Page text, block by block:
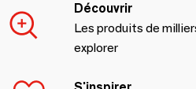
Découvrir
Les produits de
explorer